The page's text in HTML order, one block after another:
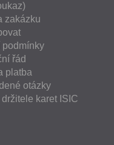
zakázku
podmínky
řád
platba
otázky
karet ISIC